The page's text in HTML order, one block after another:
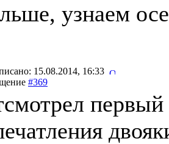
узнаем
15.08.2014, 16:33
#369